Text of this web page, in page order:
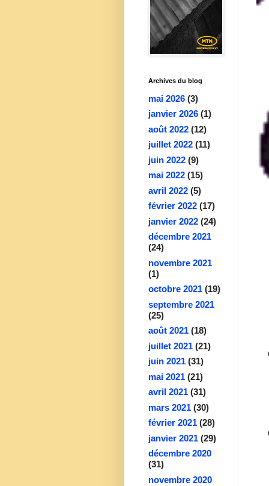
Archives du blog
mai 2026 (3)
janvier 2026 (1)
août 2022 (12)
juillet 2022 (11)
juin 2022 (9)
mai 2022 (15)
avril 2022 (5)
février 2022 (17)
janvier 2022 (24)
décembre 2021
(24)
novembre 2021
(1)
octobre 2021 (19)
septembre 2021
(25)
août 2021 (18)
juillet 2021 (21)
juin 2021 (31)
mai 2021 (21)
avril 2021 (31)
mars 2021 (30)
février 2021 (28)
janvier 2021 (29)
décembre 2020
(31)
novembre 2020